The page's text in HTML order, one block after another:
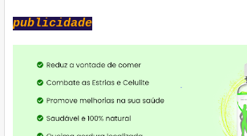
publicidade